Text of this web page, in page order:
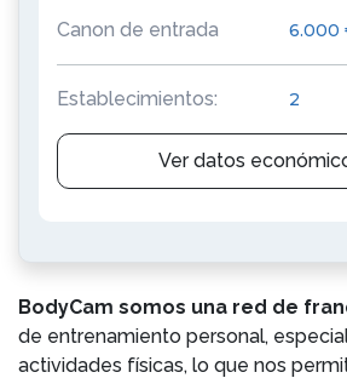
Canon de entrada 6.000
Establecimientos: 2
Ver datos
BodyCam somos una red de
de entrenamiento personal,
actividades físicas, lo que nos